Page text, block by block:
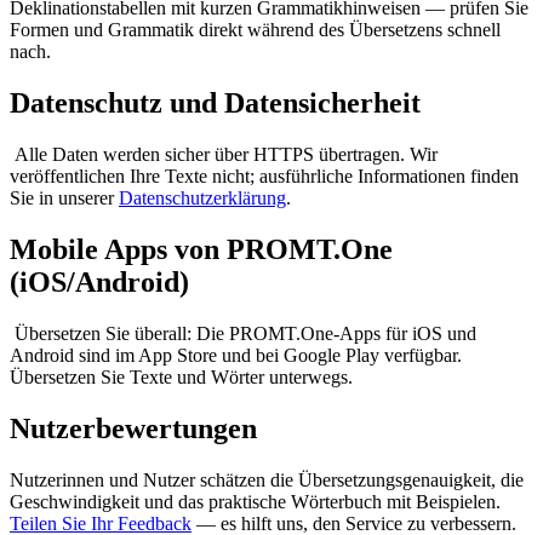
Deklinationstabellen mit kurzen Grammatikhinweisen — prüfen Sie
Formen und Grammatik direkt während des Übersetzens schnell
nach.
Datenschutz und Datensicherheit
Alle Daten werden sicher über HTTPS übertragen. Wir
veröffentlichen Ihre Texte nicht; ausführliche Informationen finden
Sie in unsererDatenschutzerklärung.
Mobile Apps von PROMT.One
(iOS/Android)
Übersetzen Sie überall: Die PROMT.One-Apps für iOS und
Android sind im App Store und bei Google Play verfügbar.
Übersetzen Sie Texte und Wörter unterwegs.
Nutzerbewertungen
Nutzerinnen und Nutzer schätzen die Übersetzungsgenauigkeit, die
Geschwindigkeit und das praktische Wörterbuch mit Beispielen.
Teilen Sie Ihr Feedback — es hilft uns, den Service zu verbessern.